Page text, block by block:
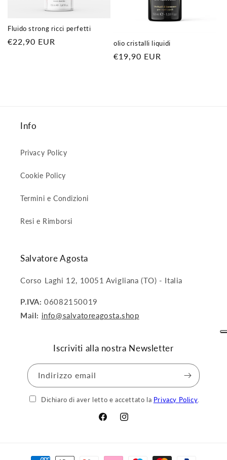
:Fluido strong ricci perfetti
Prezzo
€22,90 EUR olio cristalli liquidi
Prezzo
€19,90 EUR
Info
Privacy Policy
Cookie Policy
Termini e Condizioni
Resi e Rimborsi
Salvatore Agosta
Corso Laghi 12, 10051 Avigliana (TO) - Italia
P.IVA: 06082150019
Mail: info@salvatoreagosta.shop
Iscriviti alla nostra Newsletter
Indirizzo email
Dichiaro di aver letto e accettato la Privacy Policy.
FacebookInstagram
Metodi